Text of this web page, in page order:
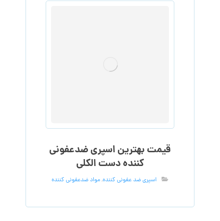
قیمت بهترین اسپری ضدعفونی
کننده دست الکلی
اسپری ضد عفونی کننده,مواد ضدعفونی کننده